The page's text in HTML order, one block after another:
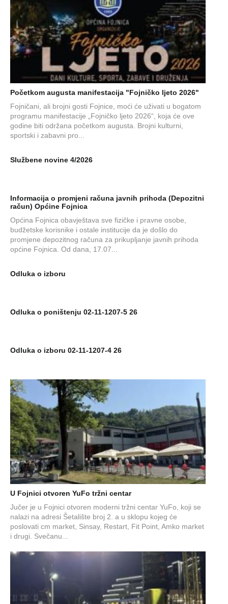
Početkom augusta manifestacija "Fojničko ljeto 2026"
Fojničani, ali brojni gosti Fojnice, moći će uživati u bogatom
programu manifestacije „Fojničko ljeto 2026“, koja će ove
godine biti održana početkom augusta. Brojni kulturni,
sportski i zabavni pro...
Službene novine 4/2026
Informacija o promjeni računa javnih prihoda (Depozitni
račun) Općine Fojnica
Općina Fojnica obavještava sve fizičke i pravne osobe,
budžetske korisnike i ostale institucije da je došlo do
promjene depozitnog računa za prikupljanje javnih prihoda
općine Fojnica. Od dana, 17.07...
Odluka o izboru
Odluka o poništenju 02-11-1207-5 26
Odluka o izboru 02-11-1207-4 26
U Fojnici otvoren YuFo tržni centar
Jučer je u Fojnici otvoren moderni tržni centar YuFo, koji se
nalazi na adresi Šetalište broj 2. a u sklopu kojeg će
poslovati cm market, Sinsay, Restart, Fit Point, Amko market
i drugi. Svečanu...